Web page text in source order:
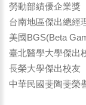
勞動部績優企業獎
台南地區傑出總經
美國BGS(Beta
臺北醫學大學傑出
長榮大學傑出校友
中華民國斐陶斐榮